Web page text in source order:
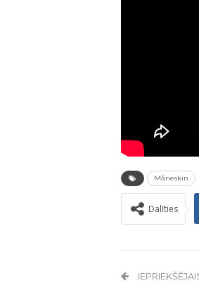
Måneskin
Dalīties